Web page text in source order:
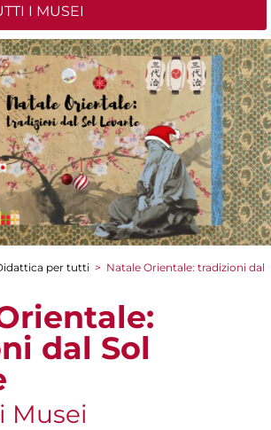
I MUSEI
per tutti > Natale Orientale: tradizioni dal
dal Sol
Musei